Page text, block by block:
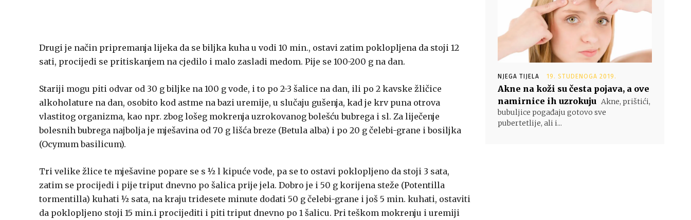
Drugi je način pripremanja lijeka da se biljka kuha u vodi 10 min., ostavi zatim poklopljena da stoji 12
sati, procijedi se pritiskanjem na cjedilo i malo zasladi medom. Pije se 100-200 g na dan.
Stariji mogu piti odvar od 30 g biljke na 100 g vode, i to po 2-3 šalice na dan, ili po 2 kavske žličice
alkoholature na dan, osobito kod astme na bazi uremije, u slučaju gušenja, kad je krv puna otrova
vlastitog organizma, kao npr. zbog lošeg mokrenja uzrokovanog bolešću bubrega i sl. Za liječenje
bolesnih bubrega najbolja je mješavina od 70 g lišća breze (Betula alba) i po 20 g čelebi-grane i bosiljka
(Ocymum basilicum).
Tri velike žlice te mješavine popare se s ½ l kipuće vode, pa se to ostavi poklopljeno da stoji 3 sata,
zatim se procijedi i pije triput dnevno po šalica prije jela. Dobro je i 50 g korijena steže (Potentilla
tormentilla) kuhati ½ sata, na kraju tridesete minute dodati 50 g čelebi-grane i još 5 min. kuhati, ostaviti
da poklopljeno stoji 15 min.i procijediti i piti triput dnevno po 1 šalicu. Pri teškom mokrenju i uremiji
NJEGA TIJELA 19. STUDENOGA 2019.
Akne na koži su česta pojava, a ove
namirnice ih uzrokuju Akne, prištići,
bubuljice pogađaju gotovo sve
pubertetlije, ali i...